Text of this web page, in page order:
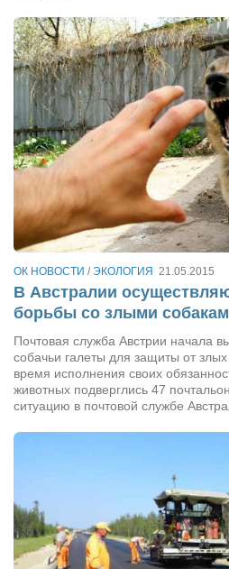
Афиша Сумы
О нас
ОК НОВОСТИ /ЭКОЛОГИЯ 21.05.2015
В Австралии
борьбы со злыми
Почтовая служба Австрии начала
собачьи галеты для защиты от
время исполнения своих
животных подверглись 47
ситуацию в почтовой службе